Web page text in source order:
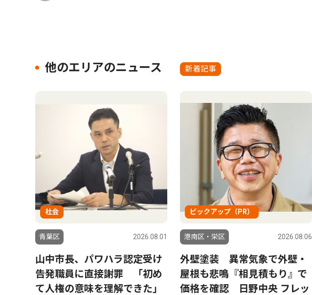
他のエリアのニュース 新着記事
社会
青葉区 2026.08.01
山中市長、パワハラ認定受け
告発職員に直接謝罪 「初め
て人権の意味を理解できた」
ピックアップ（PR）
港南区・栄区 2026.08.06
外壁塗装 異常気象で外壁・
屋根も悲鳴『相見積もり』で
価格を確認 日野中央 フレッ